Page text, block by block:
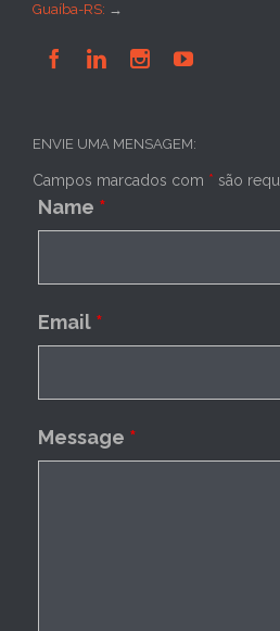
Guaíba-RS: →
   
ENVIE UMA MENSAGEM:
Campos marcados com * são
Name *
Email *
Message *